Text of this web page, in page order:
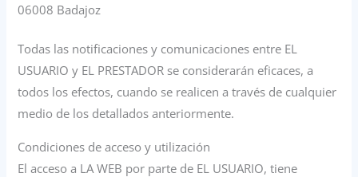
06008 Badajoz
Todas las notificaciones y comunicaciones entre EL
USUARIO y EL PRESTADOR se considerarán eficaces, a
todos los efectos, cuando se realicen a través de cualquier
medio de los detallados anteriormente.
Condiciones de acceso y utilización
El acceso a LA WEB por parte de EL USUARIO, tiene